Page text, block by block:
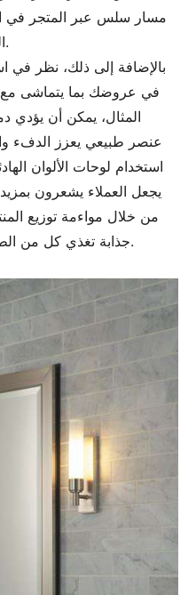
مسار سلس عبر المتجر في
الزيارات المطولة والإنفاق الأعلى.
بالإضافة إلى ذلك، نظر في
في عروضك بما يتماشى
المثال، يمكن أن يؤدي
عنصر طبيعي يعزز الدفء
استخدام لوحات الألوان
يجعل العملاء يشعرون
من خلال مواءمة توزيع
جذابة تغذي كل من الطاقة الإيجابية وانخراط المستهلك.